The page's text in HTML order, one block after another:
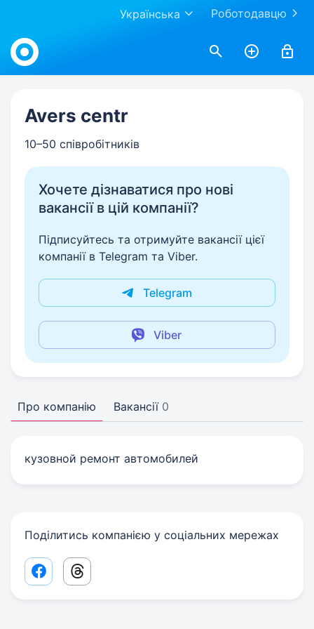
Роботодавцю
Українська
Work.ua
Avers centr
10–50 співробітників
Хочете дізнаватися про нові
вакансії в цій компанії?
Підписуйтесь та отримуйте вакансії цієї
компанії в Telegram та Viber.
Telegram
Viber
Про компанію Вакансії 0
кузовной ремонт автомобилей
Поділитись компанією у соціальних мережах
Facebook share link
Threads share link